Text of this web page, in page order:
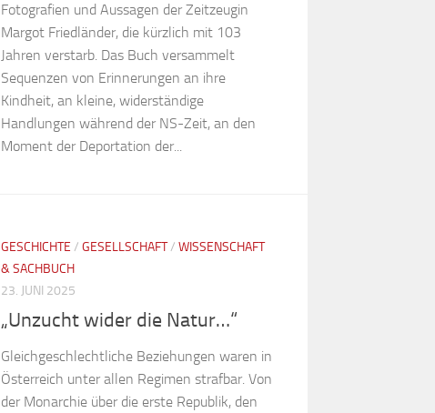
Fotografien und Aussagen der Zeitzeugin
Margot Friedländer, die kürzlich mit 103
Jahren verstarb. Das Buch versammelt
Sequenzen von Erinnerungen an ihre
Kindheit, an kleine, widerständige
Handlungen während der NS-Zeit, an den
Moment der Deportation der...
GESCHICHTE / GESELLSCHAFT/ WISSENSCHAFT
& SACHBUCH
23. JUNI 2025
„Unzucht wider die Natur…“
Gleichgeschlechtliche Beziehungen waren in
Österreich unter allen Regimen strafbar. Von
der Monarchie über die erste Republik, den